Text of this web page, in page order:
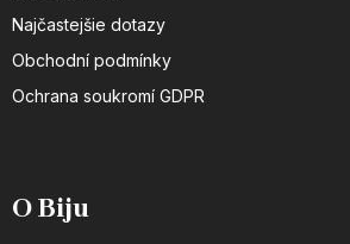
Najčastejšie dotazy
Obchodní podmínky
Ochrana soukromí GDPR
O Biju